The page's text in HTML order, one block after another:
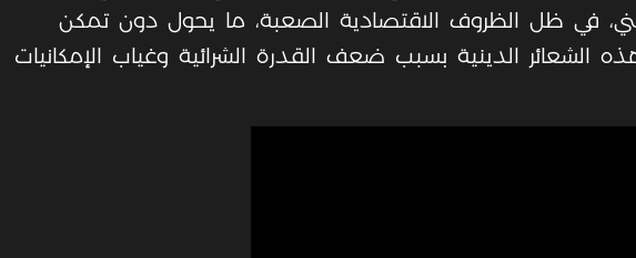
في ظل الظروف الاقتصادية الصعبة، ما يحول دون تمكن
الشعائر الدينية بسبب ضعف القدرة الشرائية وغياب الإمكانيات